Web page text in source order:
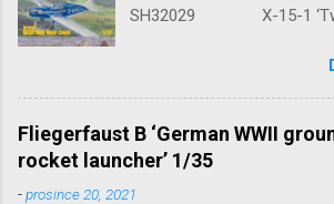
SH32029 X-15-1 ‘Two
‘Guardians of Sion’
JB-2 Loon ‘US
1/32 1/32
Mk.III 1/48 reissue
Baltimore Mk.I 1/48 ...
Fliegerfaust B ‘German WWII
rocket launcher’ 1/35
-prosince 20, 2021